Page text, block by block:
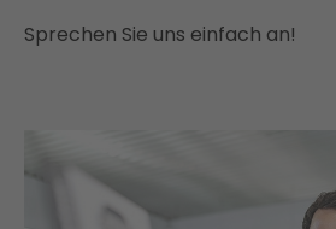
Sprechen Sie uns einfach an!